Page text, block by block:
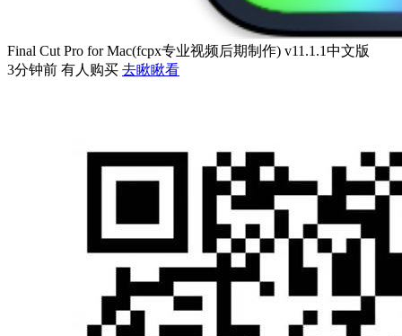
Final Cut Pro for Mac(fcpx专业视频后期制作) v11.1.1中文版
3分钟前 有人购买 去瞅瞅看